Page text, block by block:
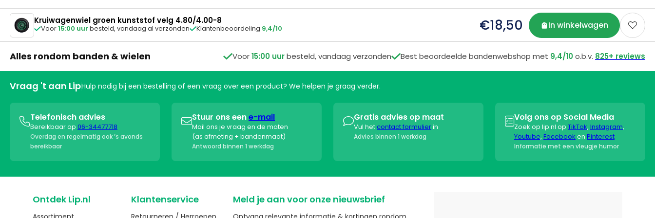
Kruiwagenwiel groen kunststof velg 4.80/4.00-8
Voor15:00 uur besteld, vandaag al verzondenKlantenbeoordeling 9,4/10 €18,50 In winkelwagen 
Alles rondom banden & wielen Voor15:00 uurbesteld, vandaag verzondenBest beoordeelde bandenwebshop met 9,4/10o.b.v. 825+ reviews
Vraag 't aan LipHulp nodig bij een bestelling of een vraag over een product? We helpen je graag verder.
Telefonisch advies
Bereikbaar op 06-34477718
Overdag en regelmatig ook ’s avonds
bereikbaar
Stuur ons eene-mail
Mail ons je vraag en de maten
(as afmeting + bandenmaat)
Antwoord binnen 1 werkdag
Gratis advies op maat
Vul hetcontact formulierin
Advies binnen 1 werkdag
Volg ons op Social Media
Zoek op lip.nl op TikTok, Instagram,
Youtube, Facebook en Pinterest
Informatie met een vleugje humor
Ontdek Lip.nl Klantenservice Meld je aan voor onze nieuwsbrief